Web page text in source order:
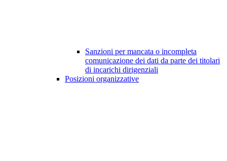
Sanzioni per mancata o incompleta
comunicazione dei dati da parte dei titolari
di incarichi dirigenziali
Posizioni organizzative